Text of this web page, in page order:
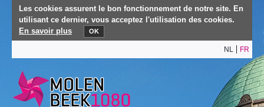
Les cookies assurent le bon fonctionnement de notre site. En
utilisant ce dernier, vous acceptez l'utilisation des cookies.
En savoir plus
OK
NL FR